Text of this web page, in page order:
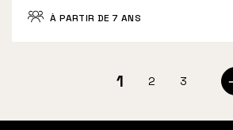
À PARTIR DE 7 ANS
p
Page
1 Page
2 Page
3